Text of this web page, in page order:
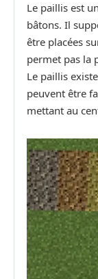
Le paillis est
bâtons. Il
être placées
permet pas la
Le paillis
peuvent être
mettant au